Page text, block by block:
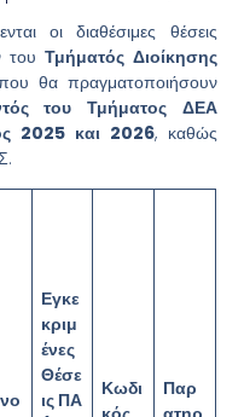
οι διαθέσιμες θέσεις
τουΤμήματός Διοίκησης
θα πραγματοποιήσουν
του Τμήματος ΔΕΑ
2025 και 2026, καθώς
Εγκε
κριμ
ένες
Θέσε
ις ΠΑ
Κωδι
Παρ